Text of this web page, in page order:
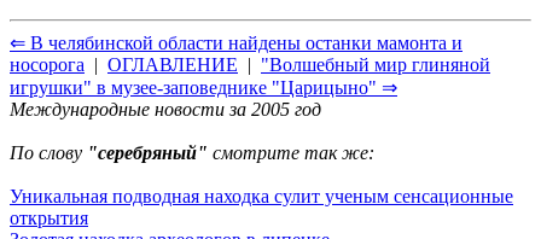
⇐ В челябинской области найдены останки мамонта и
носорога | ОГЛАВЛЕНИЕ | "Волшебный мир глиняной
игрушки" в музее-заповеднике "Царицыно" ⇒
Международные новости за 2005 год
По слову "серебряный" смотрите так же:
Уникальная подводная находка сулит ученым сенсационные
открытия